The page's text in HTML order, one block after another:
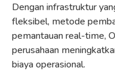
Dengan infrastruktur
fleksibel, metode
pemantauan real-time,
perusahaan
biaya operasional.